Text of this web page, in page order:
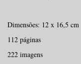
Dimensões: 12 x 16,5 cm
112 páginas
222 imagens